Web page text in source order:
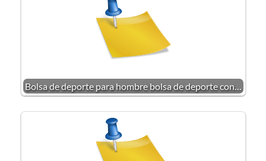
Bolsa de deporte para hombre bolsa de deporte con…